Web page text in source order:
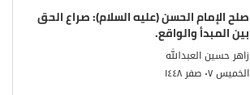
صلح الإمام الحسن (عليه السلام): صراع الحق
بين المبدأ والواقع.
زاهر حسين العبدالله
الخميس ٠٧ صفر ١٤٤٨